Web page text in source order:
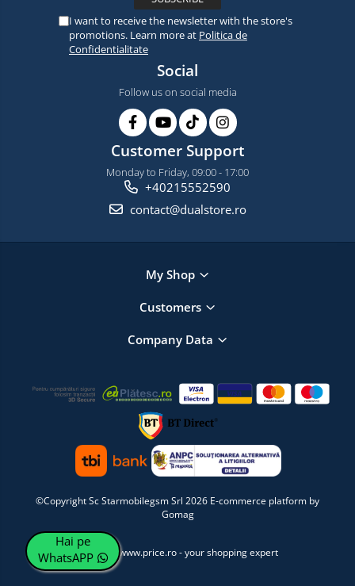
I want to receive the newsletter with the store's
promotions. Learn more at Politica de
Confidentialitate
Social
Follow us on social media
Customer Support
Monday to Friday, 09:00 - 17:00
+40215552590
contact@dualstore.ro
My Shop
Customers
Company Data
©Copyright Sc Starmobilegsm Srl 2026 E-commerce platform by
Gomag
Hai pe
WhatsAPP